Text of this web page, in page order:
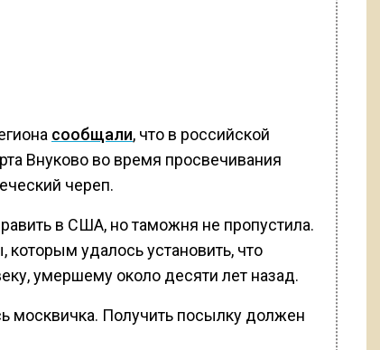
сообщали, что в российской
Внуково во время просвечивания
череп.
в США, но таможня не пропустила.
удалось установить, что
умершему около десяти лет назад.
москвичка. Получить посылку должен